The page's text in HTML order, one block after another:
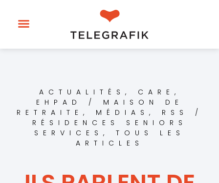
ACTUALITÉS , CARE ,
EHPAD / MAISON DE
RETRAITE , MÉDIAS , RSS /
RÉSIDENCES SENIORS
SERVICES , TOUS LES
ARTICLES